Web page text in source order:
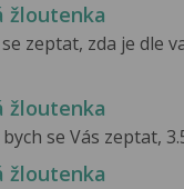
žloutenka
zeptat, zda je dle
žloutenka
se Vás zeptat,
žloutenka